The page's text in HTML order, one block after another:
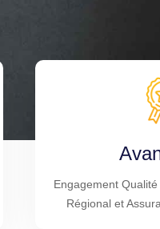
Engagement
Régional et